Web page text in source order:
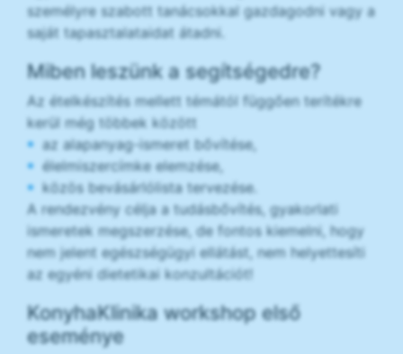
személyre szabott tanácsokkal gazdagodni vagy a
saját tapasztalataidat átadni.
Miben leszünk a segítségedre?
Az ételkészítés mellett témától függően terítékre
kerül még többek között
az alapanyag-ismeret bővítése,
élelmiszercímke elemzése,
közös bevásárlólista tervezése.
A rendezvény célja a tudásbővítés, gyakorlati
ismeretek megszerzése, de fontos kiemelni, hogy
nem jelent egészségügyi ellátást, nem helyettesíti
az egyéni dietetikai konzultációt!
KonyhaKlinika workshop első
eseménye